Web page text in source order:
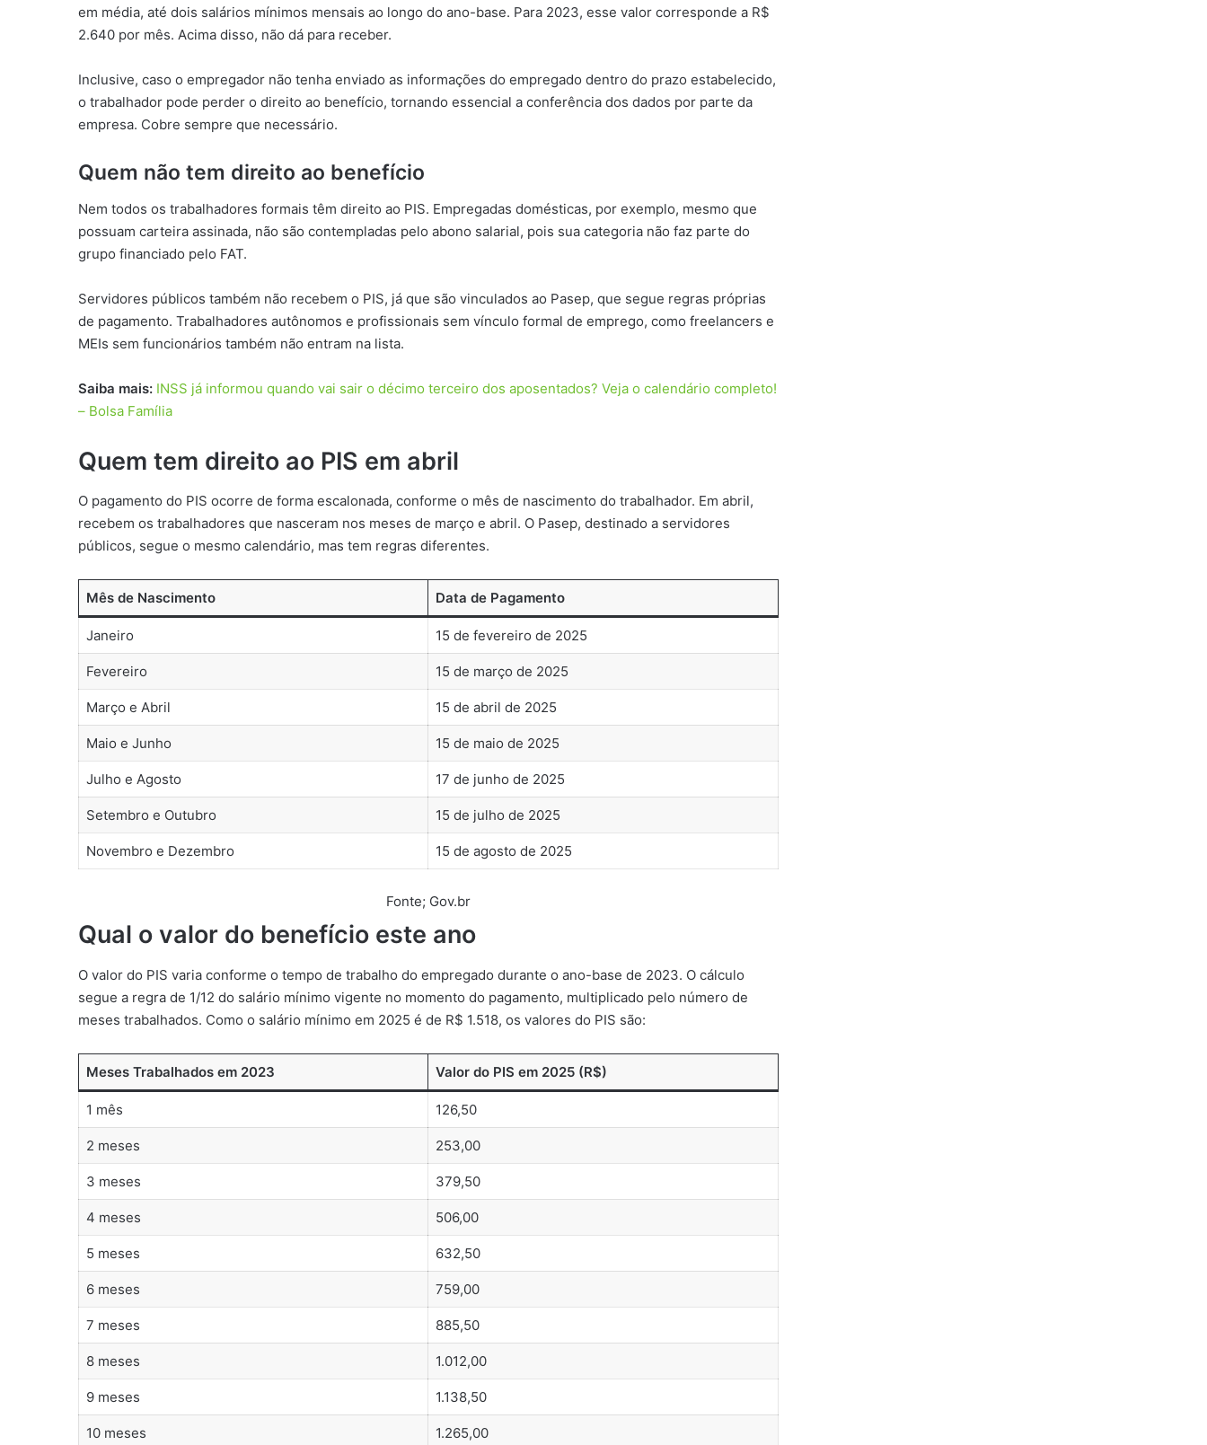
em média, até dois salários mínimos mensais ao longo do ano-base. Para 2023, esse valor corresponde a R$
2.640 por mês. Acima disso, não dá para receber.
Inclusive, caso o empregador não tenha enviado as informações do empregado dentro do prazo estabelecido,
o trabalhador pode perder o direito ao benefício, tornando essencial a conferência dos dados por parte da
empresa. Cobre sempre que necessário.
Quem não tem direito ao benefício
Nem todos os trabalhadores formais têm direito ao PIS. Empregadas domésticas, por exemplo, mesmo que
possuam carteira assinada, não são contempladas pelo abono salarial, pois sua categoria não faz parte do
grupo financiado pelo FAT.
Servidores públicos também não recebem o PIS, já que são vinculados ao Pasep, que segue regras próprias
de pagamento. Trabalhadores autônomos e profissionais sem vínculo formal de emprego, como freelancers e
MEIs sem funcionários também não entram na lista.
Saiba mais: INSS já informou quando vai sair o décimo terceiro dos aposentados? Veja o calendário completo!
– Bolsa Família
Quem tem direito ao PIS em abril
O pagamento do PIS ocorre de forma escalonada, conforme o mês de nascimento do trabalhador. Em abril,
recebem os trabalhadores que nasceram nos meses de março e abril. O Pasep, destinado a servidores
públicos, segue o mesmo calendário, mas tem regras diferentes.
Mês de Nascimento Data de Pagamento
Janeiro 15 de fevereiro de 2025
Fevereiro 15 de março de 2025
Março e Abril 15 de abril de 2025
Maio e Junho 15 de maio de 2025
Julho e Agosto 17 de junho de 2025
Setembro e Outubro 15 de julho de 2025
Novembro e Dezembro 15 de agosto de 2025
Fonte; Gov.br
Qual o valor do benefício este ano
O valor do PIS varia conforme o tempo de trabalho do empregado durante o ano-base de 2023. O cálculo
segue a regra de 1/12 do salário mínimo vigente no momento do pagamento, multiplicado pelo número de
meses trabalhados. Como o salário mínimo em 2025 é de R$ 1.518, os valores do PIS são:
Meses Trabalhados em 2023 Valor do PIS em 2025 (R$)
1 mês 126,50
2 meses 253,00
3 meses 379,50
4 meses 506,00
5 meses 632,50
6 meses 759,00
7 meses 885,50
8 meses 1.012,00
9 meses 1.138,50
10 meses 1.265,00